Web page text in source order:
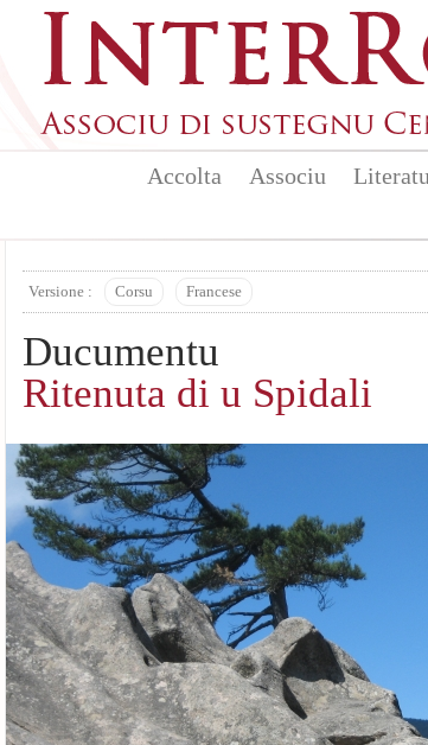
Accolta Associu
Versione : Corsu Francese
Ducumentu
Ritenuta di u Spidali